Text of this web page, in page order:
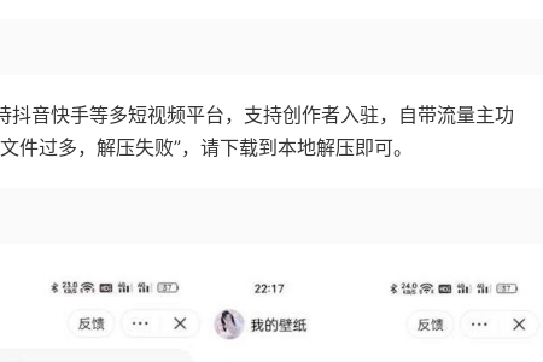
音快手等多短视频平台，支持创作者入驻，自带流量主功
过多，解压失败”，请下载到本地解压即可。